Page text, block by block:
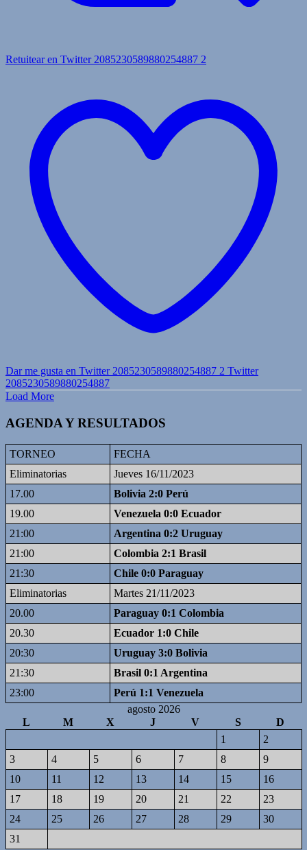
Retuitear en Twitter 2085230589880254887 2
Dar me gusta en Twitter 2085230589880254887 2 Twitter
2085230589880254887
Load More
AGENDA Y RESULTADOS
TORNEO
FECHA
Eliminatorias
Jueves 16/11/2023
17.00
Bolivia 2:0 Perú
19.00
Venezuela 0:0 Ecuador
21:00
Argentina 0:2 Uruguay
21:00
Colombia 2:1 Brasil
21:30
Chile 0:0 Paraguay
Eliminatorias
Martes 21/11/2023
20.00
Paraguay 0:1 Colombia
20.30
Ecuador 1:0 Chile
20:30
Uruguay 3:0 Bolivia
21:30
Brasil 0:1 Argentina
23:00
Perú 1:1 Venezuela
agosto 2026
L
M X J V S
D
1
2
3
4 5 6 7 8
9
10
11 12 13 14 15
16
17
18 19 20 21 22
23
24
25 26 27 28 29
30
31